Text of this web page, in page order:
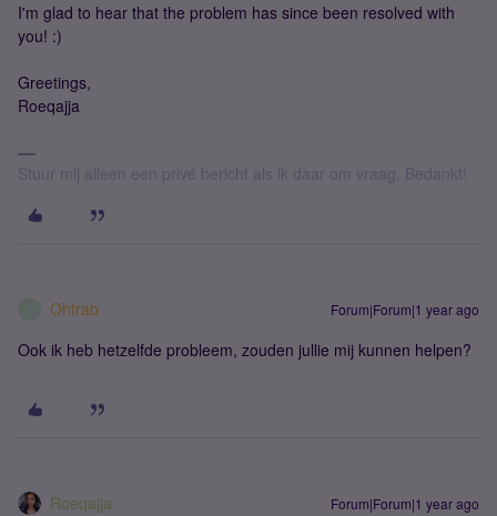
I'm glad to hear that the problem has since been resolved with
you! :)
Greetings,
Roeqajja
Stuur mij alleen een privé bericht als ik daar om vraag. Bedankt!
Ohtrab Forum|Forum|1 year ago
Ook ik heb hetzelfde probleem, zouden jullie mij kunnen helpen?
Roeqajja Forum|Forum|1 year ago